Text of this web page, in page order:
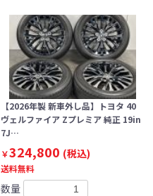
【2026年製 新車外し品】トヨタ 40
ヴェルファイア Zプレミア 純正 19in
7J…
￥324,800 (税込)
送料無料
数量